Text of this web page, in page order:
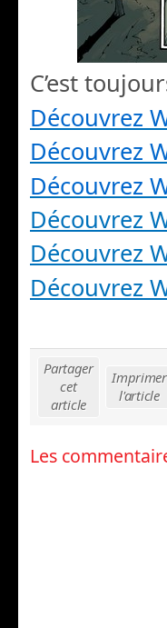
C’est
Découvrez
Découvrez
Découvrez
Découvrez
Découvrez
Découvrez
Partager
cet
article
Imprimer
l'article
Les